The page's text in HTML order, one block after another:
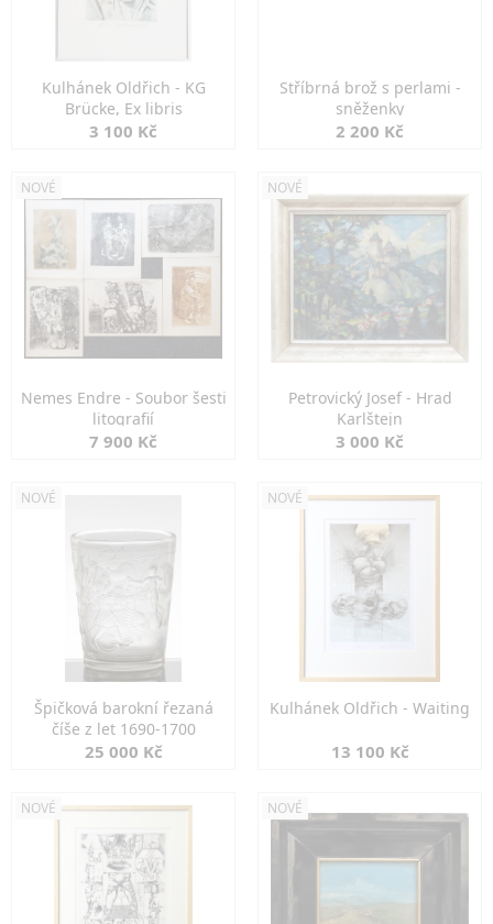
Kulhánek Oldřich - KG
Brücke, Ex libris
3 100 Kč
Stříbrná brož s perlami -
sněženky
2 200 Kč
NOVÉ
Nemes Endre - Soubor šesti
litografií
7 900 Kč
NOVÉ
Petrovický Josef - Hrad
Karlštejn
3 000 Kč
NOVÉ
Špičková barokní řezaná
číše z let 1690-1700
25 000 Kč
NOVÉ
Kulhánek Oldřich - Waiting
13 100 Kč
NOVÉ NOVÉ